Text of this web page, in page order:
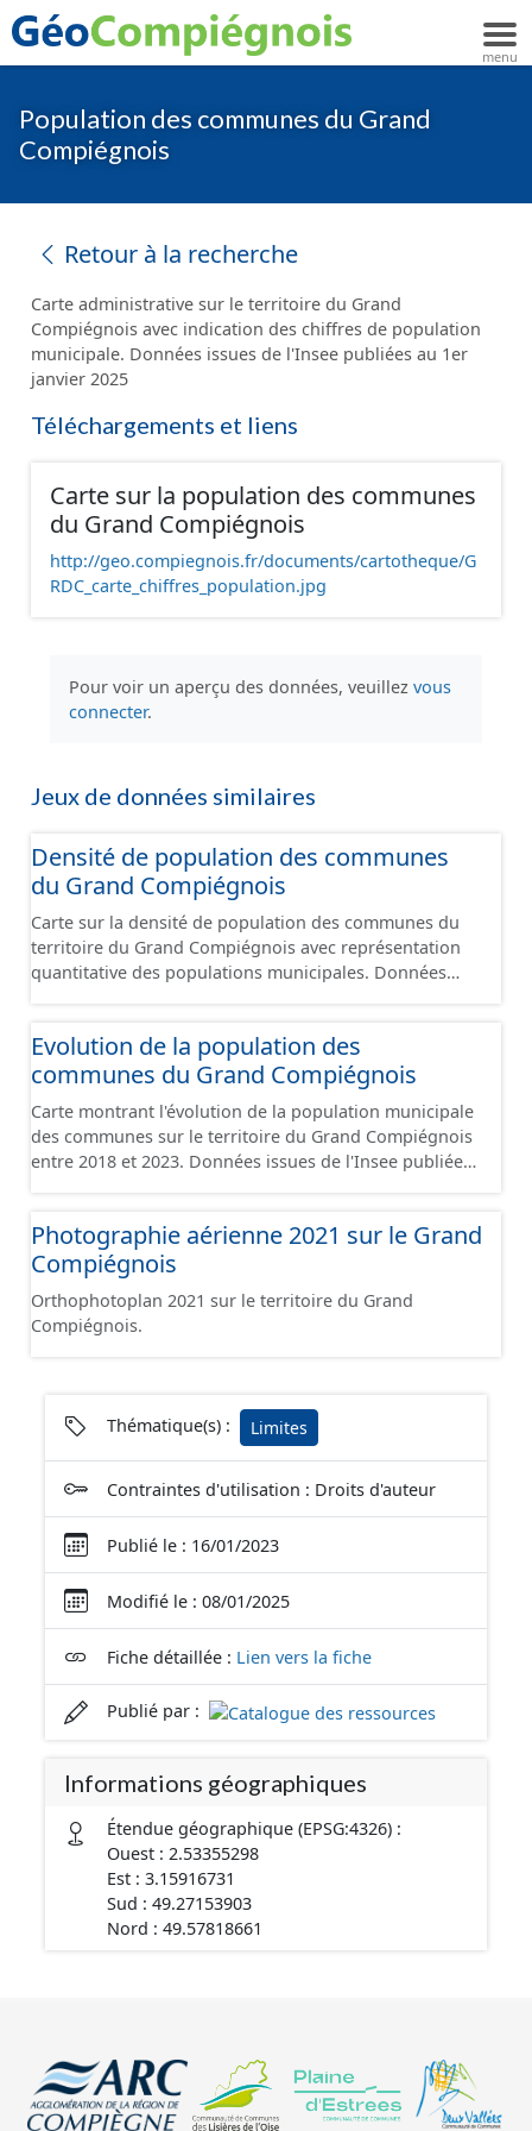
Population des communes du Grand
Compiégnois
Retour à la recherche
Carte administrative sur le territoire du Grand
Compiégnois avec indication des chiffres de population
municipale. Données issues de l'Insee publiées au 1er
janvier 2025
Téléchargements et liens
Carte sur la population des communes
du Grand Compiégnois
http://geo.compiegnois.fr/documents/cartotheque/G
RDC_carte_chiffres_population.jpg
Pour voir un aperçu des données, veuillez vous
connecter.
Jeux de données similaires
Densité de population des communes
du Grand Compiégnois
Carte sur la densité de population des communes du
territoire du Grand Compiégnois avec représentation
quantitative des populations municipales. Données
Evolution de la population des
communes du Grand Compiégnois
Carte montrant l'évolution de la population municipale
des communes sur le territoire du Grand Compiégnois
entre 2018 et 2023. Données issues de l'Insee publiées
l'année du COVID-19.
Photographie aérienne 2021 sur le Grand
Compiégnois
Orthophotoplan 2021 sur le territoire du Grand
Compiégnois.
Thématique(s) : Limites
Contraintes d'utilisation : Droits d'auteur
Publié le : 16/01/2023
Modifié le : 08/01/2025
Fiche détaillée : Lien vers la fiche
Publié par :
Informations géographiques
Étendue géographique (EPSG:4326) :
Ouest : 2.53355298
Est : 3.15916731
Sud : 49.27153903
Nord : 49.57818661